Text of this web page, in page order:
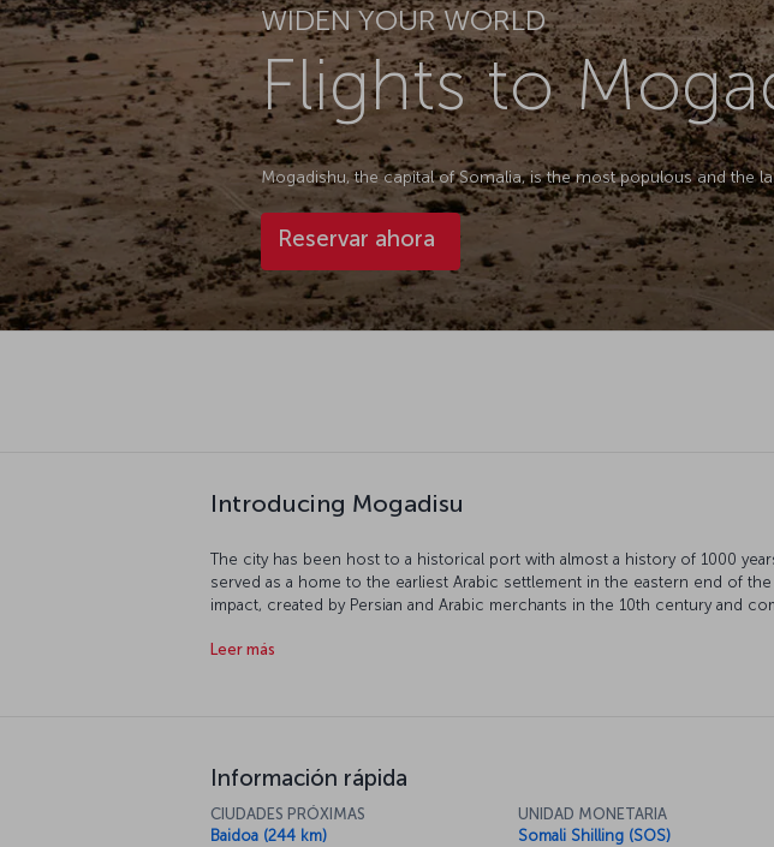
WIDEN YOUR WORLD
Flights to
Mogadishu, the capital of Somalia, is the most populous and the
Reservar ahora
Introducing Mogadisu
The city has been host to a historical port with almost a history of 1000
served as a home to the earliest Arabic settlement in the eastern end of the
impact, created by Persian and Arabic merchants in the 10th century and
quite fantastic African city filled with natural and historical beauties.
Leer más
Información rápida
CIUDADES PRÓXIMAS
Baidoa (244 km)
UNIDAD MONETARIA
Somali Shilling (SOS)